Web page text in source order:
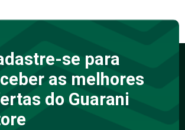
se para
as melhores
do Guarani